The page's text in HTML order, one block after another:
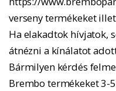
verseny termékeket
Ha elakadtok hívjatok,
átnézni a kínálatot
Bármilyen kérdés
Brembo termékeket 3-